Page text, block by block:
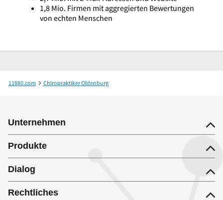
1,8 Mio. Firmen mit aggregierten Bewertungen
von echten Menschen
11880.com
Chiropraktiker Oldenburg
Unternehmen
Produkte
Dialog
Rechtliches